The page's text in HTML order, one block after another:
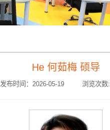
He 何茹梅 硕导
发布时间：2026-05-19 浏览次数: